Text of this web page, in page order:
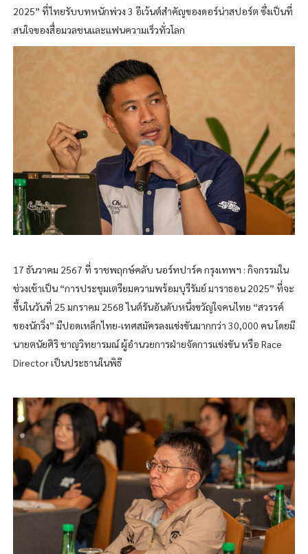
2025” ที่ไทยรับบทหนักพ่วง 3 อีเว้นต์สำคัญของดอร์น่าสปอร์ต ซึ่งเป็นที่
สนใจของสื่อมวลชนและแฟนความเร็วทั่วโลก
17 ธันวาคม 2567 ที่ ราชพฤกษ์คลับ นอร์ทปาร์ค กรุงเทพฯ : กิจกรรมใน
ช่วงเช้าเป็น “การประชุมเตรียมความพร้อมบุรีรัมย์ มาราธอน 2025” ที่จะ
ขึ้นในวันที่ 25 มกราคม 2568 ไนต์รันอันดับหนึ่งขวัญใจคนไทย “สวรรค์
ของนักวิ่ง” มีปอดเหล็กไทย-เทศสมัครลงแข่งขันมากกว่า 30,000 คน โดยมี
นายตนัยศิริ ชาญวิทยารมณ์ ผู้อำนวยการฝ่ายจัดการแข่งขัน หรือ Race
Director เป็นประธานในพิธี